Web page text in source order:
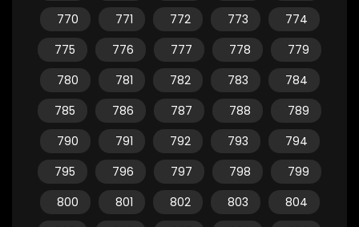
770
771 772 773
774
775
776 777 778
779
780
781 782 783
784
785
786 787 788
789
790
791 792 793
794
795
796 797 798
799
800
801 802 803
804